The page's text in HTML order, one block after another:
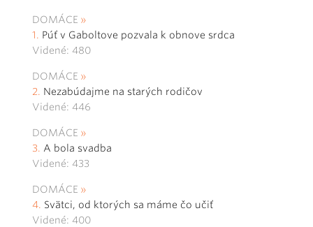
DOMÁCE
Púť v Gaboltove pozvala k obnove srdca
Videné: 480
DOMÁCE
Nezabúdajme na starých rodičov
Videné: 446
DOMÁCE
A bola svadba
Videné: 433
DOMÁCE
Svätci, od ktorých sa máme čo učiť
Videné: 400